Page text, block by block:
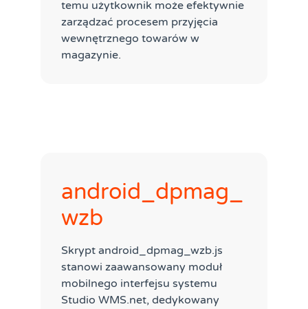
temu użytkownik może efektywnie
zarządzać procesem przyjęcia
wewnętrznego towarów w
magazynie.
android_dpmag_
wzb
Skrypt android_dpmag_wzb.js
stanowi zaawansowany moduł
mobilnego interfejsu systemu
Studio WMS.net, dedykowany